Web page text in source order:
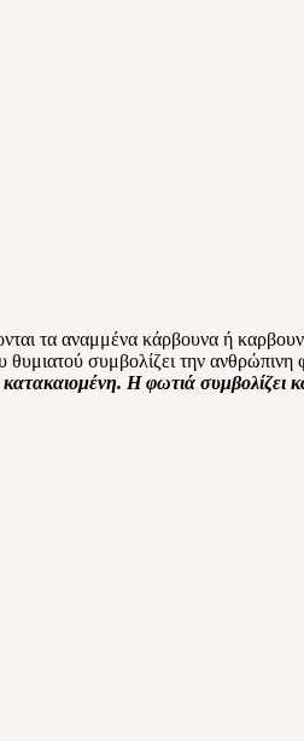
τα αναμμένα κάρβουνα ή
συμβολίζει την
Η φωτιά συμβολίζει